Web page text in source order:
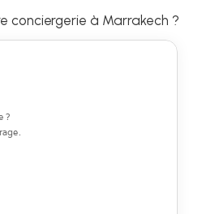
conciergerie à Marrakech ?
?